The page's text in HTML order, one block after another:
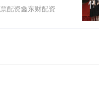
配资鑫东财配资